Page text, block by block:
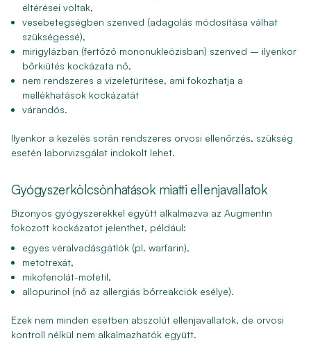
eltérései voltak,
vesebetegségben szenved (adagolás módosítása válhat
szükségessé),
mirigylázban (fertőző mononukleózisban) szenved – ilyenkor
bőrkiütés kockázata nő,
nem rendszeres a vizeletürítése, ami fokozhatja a
mellékhatások kockázatát
várandós.
Ilyenkor a kezelés során rendszeres orvosi ellenőrzés, szükség
esetén laborvizsgálat indokolt lehet.
Gyógyszerkölcsönhatások miatti ellenjavallatok
Bizonyos gyógyszerekkel együtt alkalmazva az Augmentin
fokozott kockázatot jelenthet, például:
egyes véralvadásgátlók (pl. warfarin),
metotrexát,
mikofenolát-mofetil,
allopurinol (nő az allergiás bőrreakciók esélye).
Ezek nem minden esetben abszolút ellenjavallatok, de orvosi
kontroll nélkül nem alkalmazhatók együtt.